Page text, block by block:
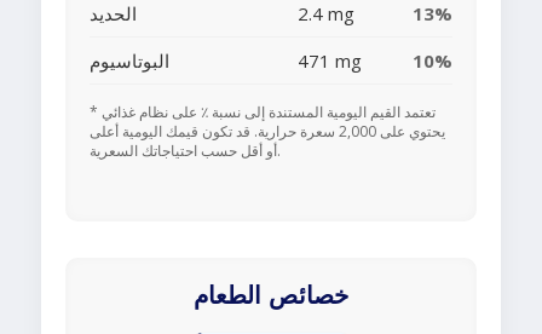
الحديد
2.4 mg
13%
البوتاسيوم
471 mg 10%
* تعتمد القيم اليومية المستندة إلى نسبة ٪ على نظام غذائي
يحتوي على 2,000 سعرة حرارية. قد تكون قيمك اليومية أعلى
أو أقل حسب احتياجاتك السعرية.
خصائص الطعام